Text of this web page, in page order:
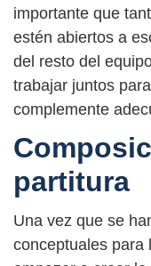
importante que
estén abiertos a
del resto del
trabajar juntos
complemente
partitura
Una vez que se
conceptuales para